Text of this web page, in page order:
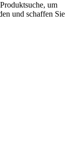
um
und schaffen Sie